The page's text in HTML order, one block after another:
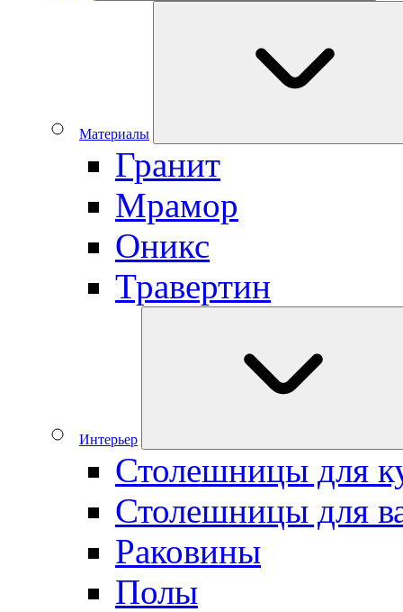
Материалы
Гранит
Мрамор
Оникс
Травертин
Интерьер
Столешницы для
Столешницы для
Раковины
Полы